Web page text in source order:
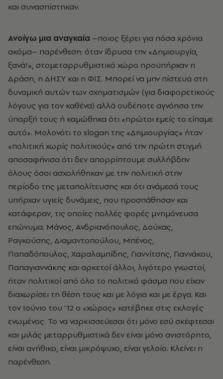
και συνασπίστηκαν.
Ανοίγω μια αναγκαία –ποιος ξέρει για πόσα χρόνια
ακόμα– παρένθεση: όταν ίδρυσα την «Δημιουργία,
ξανά!», στομεταρρυθμιστικό χώρο προϋπήρχαν η
Δράση, η ΔΗΣΥ και η ΦΙΣ. Μπορεί να μην πίστευα στη
δυναμική αυτών των σχηματισμών (για διαφορετικούς
λόγους για τον καθένα) αλλά ουδέποτε αγνόησα την
ύπαρξή τους ή καμώθηκα ότι «πρώτοι εμείς το είπαμε
αυτό». Μολονότι το slogan της «Δημιουργίας» ήταν
«πολιτική χωρίς πολιτικούς» από την πρώτη στιγμή
αποσαφήνισα ότι δεν απορρίπτουμε συλλήβδην
όλους όσοι ασχολήθηκαν με την πολιτική στην
περίοδο της μεταπολίτευσης και ότι ανάμεσά τους
υπήρχαν υγιείς δυνάμεις, που προσπάθησαν και
κατάφεραν, τις οποίες πολλές φορές μνημόνευσα
επώνυμα. Μάνος, Ανδριανόπουλος, Δούκας,
Ραγκούσης, Διαμαντοπούλου, Μπένος,
Παπαδόπουλος, Χαραλαμπίδης, Γιαννίτσης, Γιαννάκου,
Παπαγιαννάκης και αρκετοί άλλοι, λιγότερο γνωστοί,
ήταν πολιτικοί από όλο το πολιτικό φάσμα που είχαν
διαχωρίσει τη θέση τους και με λόγια και με έργα. Και
τον Ιούνιο του ’12 ο «χώρος» κατέβηκε στις εκλογές
ενωμένος. Το να ναρκισσεύεσαι ότι μόνο εσύ σκέφτεσαι
και μιλάς μεταρρυθμιστικά δεν είναι μόνο ανιστόρητο,
είναι ανήθικο, είναι μικρόψυχο, είναι γελοίο. Κλείνει η
παρένθεση.